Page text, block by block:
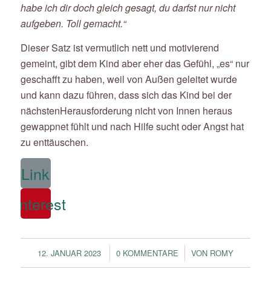
habe ich dir doch gleich gesagt, du darfst nur nicht
aufgeben. Toll gemacht.“
Dieser Satz ist vermutlich nett und motivierend
gemeint, gibt dem Kind aber eher das Gefühl, „es“ nur
geschafft zu haben, weil von Außen geleitet wurde
und kann dazu führen, dass sich das Kind bei der
nächstenHerausforderung nicht von Innen heraus
gewappnet fühlt und nach Hilfe sucht oder Angst hat
zu enttäuschen.
Link
Pinterest
12. JANUAR 2023
/ 0 KOMMENTARE
/ VON ROMY